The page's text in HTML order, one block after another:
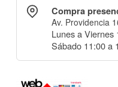
Compra
Av. Providencia
Lunes a Viernes
Sábado 11:00 a